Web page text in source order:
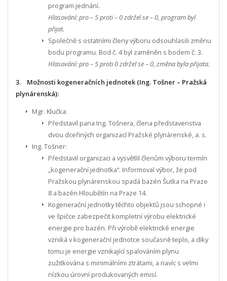
program jednání.
Hlasování: pro – 5 proti – 0 zdržel se – 0, program byl
přijat.
Společně s ostatními členy výboru odsouhlasili změnu
bodu programu. Bod č. 4 byl zaměněn s bodem č. 3.
Hlasování: pro – 5 proti 0 zdržel se – 0, změna byla přijata.
3. Možnosti kogeneračních jednotek (Ing. Tošner – Pražská
plynárenská):
Mgr. Klučka:
Představil pana Ing. Tošnera, člena představenstva
dvou dceřiných organizací Pražské plynárenské, a. s.
Ing. Tošner:
Představil organizaci a vysvětlil členům výboru termín
„kogenerační jednotka“. Informoval výbor, že pod
Pražskou plynárenskou spadá bazén Šutka na Praze
8 a bazén Hloubětín na Praze 14.
Kogenerační jednotky těchto objektů jsou schopné i
ve špičce zabezpečit kompletní výrobu elektrické
energie pro bazén. Při výrobě elektrické energie
vzniká v kogenerační jednotce současně teplo, a díky
tomu je energie vznikající spalováním plynu
zužitkována s minimálními ztrátami, a navíc s velmi
nízkou úrovní produkovaných emisí.